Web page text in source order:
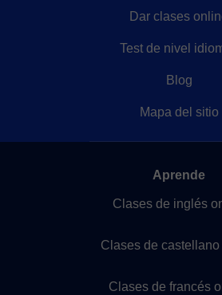
Dar clases
Test de nivel
Blog
Mapa del sitio
Aprende
Clases de inglés
Clases de
Clases de francés